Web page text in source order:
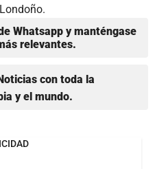
Whatsapp y manténgase
relevantes.
con toda la
y el mundo.